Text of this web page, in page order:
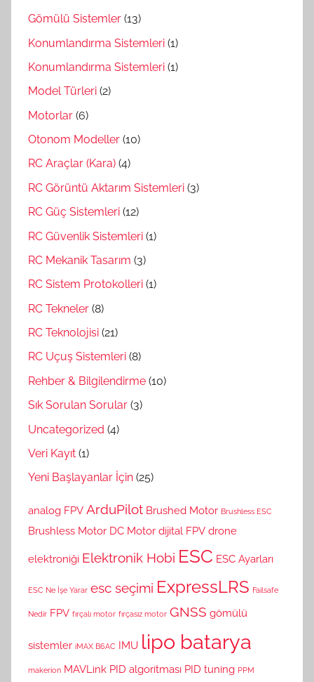
Gömülü Sistemler (13)
Konumlandırma Sistemleri (1)
Konumlandırma Sistemleri (1)
Model Türleri (2)
Motorlar (6)
Otonom Modeller (10)
RC Araçlar (Kara) (4)
RC Görüntü Aktarım Sistemleri (3)
RC Güç Sistemleri (12)
RC Güvenlik Sistemleri (1)
RC Mekanik Tasarım (3)
RC Sistem Protokolleri (1)
RC Tekneler (8)
RC Teknolojisi (21)
RC Uçuş Sistemleri (8)
Rehber & Bilgilendirme (10)
Sık Sorulan Sorular (3)
Uncategorized (4)
Veri Kayıt (1)
Yeni Başlayanlar İçin (25)
analog FPV ArduPilot Brushed Motor Brushless ESC
Brushless Motor DC Motor dijital FPV drone
elektroniği Elektronik Hobi ESC ESC Ayarları
ESC Ne İşe Yarar esc seçimi ExpressLRS Failsafe
Nedir FPV fırçalı motor fırçasız motor GNSS gömülü
sistemler iMAX B6AC IMU lipo batarya
makerion MAVLink PID algoritması PID tuning PPM